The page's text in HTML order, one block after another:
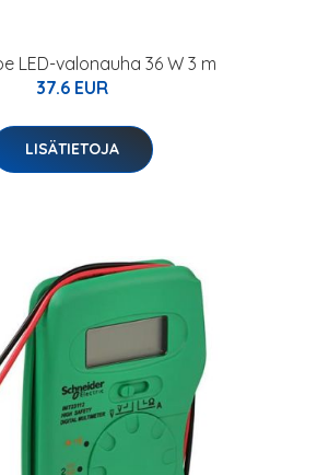
LED-valonauha 36 W 3 m
37.6 EUR
LISÄTIETOJA